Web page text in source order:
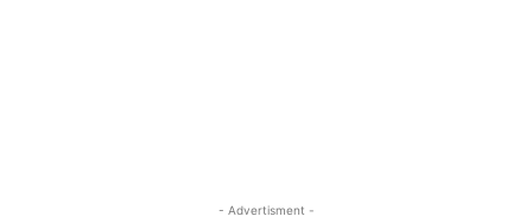
- Advertisment -